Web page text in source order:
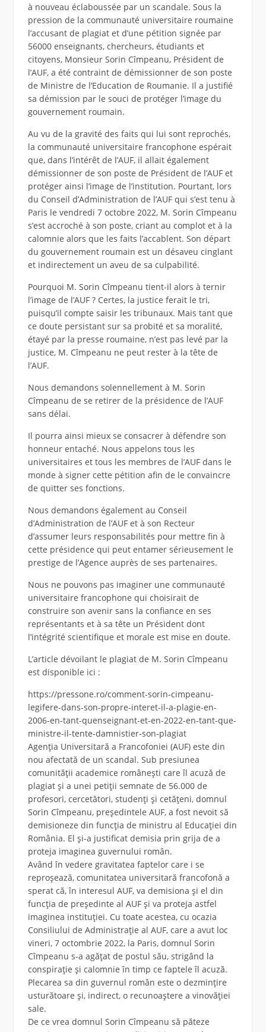
à nouveau éclaboussée par un scandale. Sous la
pression de la communauté universitaire roumaine
l’accusant de plagiat et d’une pétition signée par
56000 enseignants, chercheurs, étudiants et
citoyens, Monsieur Sorin Cîmpeanu, Président de
l’AUF, a été contraint de démissionner de son poste
de Ministre de l’Education de Roumanie. Il a justifié
sa démission par le souci de protéger l’image du
gouvernement roumain.
Au vu de la gravité des faits qui lui sont reprochés,
la communauté universitaire francophone espérait
que, dans l’intérêt de l’AUF, il allait également
démissionner de son poste de Président de l’AUF et
protéger ainsi l’image de l’institution. Pourtant, lors
du Conseil d’Administration de l’AUF qui s’est tenu à
Paris le vendredi 7 octobre 2022, M. Sorin Cîmpeanu
s’est accroché à son poste, criant au complot et à la
calomnie alors que les faits l’accablent. Son départ
du gouvernement roumain est un désaveu cinglant
et indirectement un aveu de sa culpabilité.
Pourquoi M. Sorin Cîmpeanu tient-il alors à ternir
l’image de l’AUF ? Certes, la justice ferait le tri,
puisqu’il compte saisir les tribunaux. Mais tant que
ce doute persistant sur sa probité et sa moralité,
étayé par la presse roumaine, n’est pas levé par la
justice, M. Cîmpeanu ne peut rester à la tête de
l’AUF.
Nous demandons solennellement à M. Sorin
Cîmpeanu de se retirer de la présidence de l’AUF
sans délai.
Il pourra ainsi mieux se consacrer à défendre son
honneur entaché. Nous appelons tous les
universitaires et tous les membres de l’AUF dans le
monde à signer cette pétition afin de le convaincre
de quitter ses fonctions.
Nous demandons également au Conseil
d’Administration de l’AUF et à son Recteur
d’assumer leurs responsabilités pour mettre fin à
cette présidence qui peut entamer sérieusement le
prestige de l’Agence auprès de ses partenaires.
Nous ne pouvons pas imaginer une communauté
universitaire francophone qui choisirait de
construire son avenir sans la confiance en ses
représentants et à sa tête un Président dont
l’intégrité scientifique et morale est mise en doute.
L’article dévoilant le plagiat de M. Sorin Cîmpeanu
est disponible ici :
https://pressone.ro/comment-sorin-cimpeanu-
legifere-dans-son-propre-interet-il-a-plagie-en-
2006-en-tant-quenseignant-et-en-2022-en-tant-que-
ministre-il-tente-damnistier-son-plagiat
Agenția Universitară a Francofoniei (AUF) este din
nou afectată de un scandal. Sub presiunea
comunității academice românești care îl acuză de
plagiat și a unei petiții semnate de 56.000 de
profesori, cercetători, studenți și cetățeni, domnul
Sorin Cîmpeanu, președintele AUF, a fost nevoit să
demisioneze din funcția de ministru al Educației din
România. El și-a justificat demisia prin grija de a
proteja imaginea guvernului român.
Având în vedere gravitatea faptelor care i se
reproșează, comunitatea universitară francofonă a
sperat că, în interesul AUF, va demisiona și el din
funcția de președinte al AUF și va proteja astfel
imaginea instituției. Cu toate acestea, cu ocazia
Consiliului de Administrație al AUF, care a avut loc
vineri, 7 octombrie 2022, la Paris, domnul Sorin
Cîmpeanu s-a agățat de postul său, strigând la
conspirație și calomnie în timp ce faptele îl acuză.
Plecarea sa din guvernul român este o dezmințire
usturătoare și, indirect, o recunoaștere a vinovăției
sale.
De ce vrea domnul Sorin Cîmpeanu să păteze